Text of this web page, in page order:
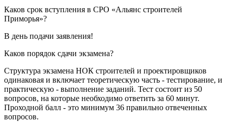
Каков срок вступления в СРО «Альянс строителей
Приморья»?
В день подачи заявления!
Каков порядок сдачи экзамена?
Структура экзамена НОК строителей и проектировщиков
одинаковая и включает теоретическую часть - тестирование, и
практическую - выполнение заданий. Тест состоит из 50
вопросов, на которые необходимо ответить за 60 минут.
Проходной балл - это минимум 36 правильно отвеченных
вопросов.